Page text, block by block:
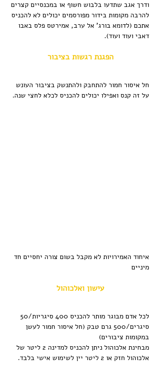
ודרך אגב שתדעו בלבוש חשוף או במכנסיים קצרים
להרבה מקומות בידור מפורסמים יכולים לא להכניס
אתכם (לדומא בורג' אל ערב, אמירטס פלס באבו
דאבי ועוד ועוד).
הפגנת רגשות בציבור
חל איסור חמור להתחבק ולהתנשק בציבור העונש
על זה קנס ואפילו יכולים להכניס לכלא לחצי שנה.
איחוד האמירויות לא מקבל בשום צורה יחסיים חד
מיניים
עישון ואלכוהול
סיגרים/500 גרם טבק (חל איסור חמור לעשן
במקומות ציבורים)
מבחינת אלכוהול ניתן להכניס למדינה 2 ליטר של
אלכוהול חזק או 2 ליטר יין לשימוש אישי בלבד.